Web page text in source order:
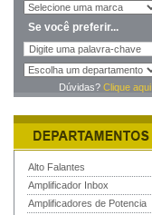
Se você preferir...
Dúvidas? Clique aqui
Alto Falantes
Amplificador Inbox
Amplificadores de Potencia